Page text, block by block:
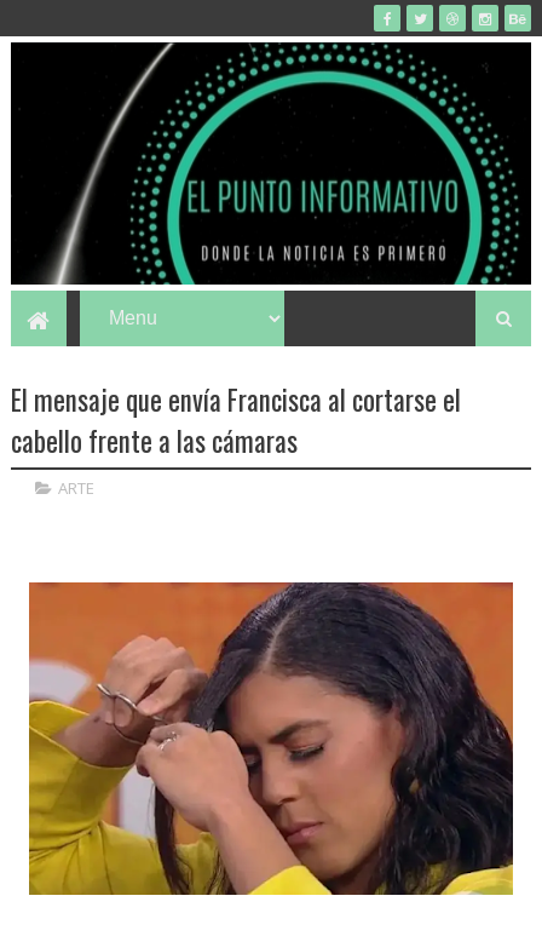
El mensaje que envía Francisca al cortarse el
cabello frente a las cámaras
ARTE